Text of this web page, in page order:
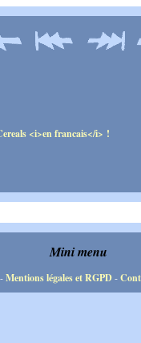
Mini menu
-Mentions légales et RGPD-